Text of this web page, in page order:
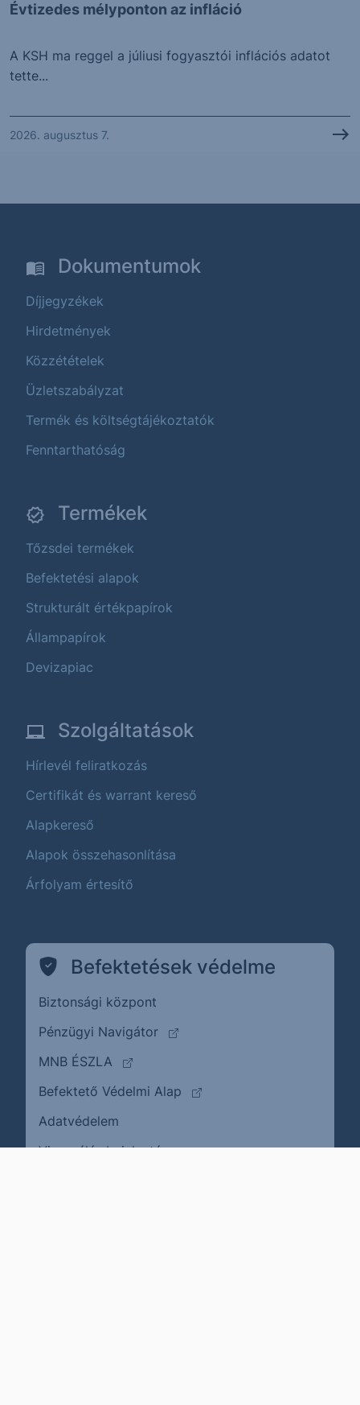
Évtizedes mélyponton az infláció
A KSH ma reggel a júliusi fogyasztói inflációs adatot
tette...
2026. augusztus 7.
Dokumentumok
Díjjegyzékek
Hirdetmények
Közzétételek
Üzletszabályzat
Termék és költségtájékoztatók
Fenntarthatóság
Termékek
Tőzsdei termékek
Befektetési alapok
Strukturált értékpapírok
Állampapírok
Devizapiac
Szolgáltatások
Hírlevél feliratkozás
Certifikát és warrant kereső
Alapkereső
Alapok összehasonlítása
Árfolyam értesítő
Befektetések védelme
Biztonsági központ
Pénzügyi Navigátor
(külső oldalra ugrik)
MNB ÉSZLA
(külső oldalra ugrik)
Befektető Védelmi Alap
(külső oldalra ugrik)
Adatvédelem
Visszaélés bejelentése(külső oldalra ugrik)